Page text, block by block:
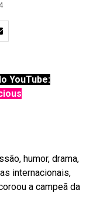
YouTube:
humor, drama,
internacionais,
a campeã da